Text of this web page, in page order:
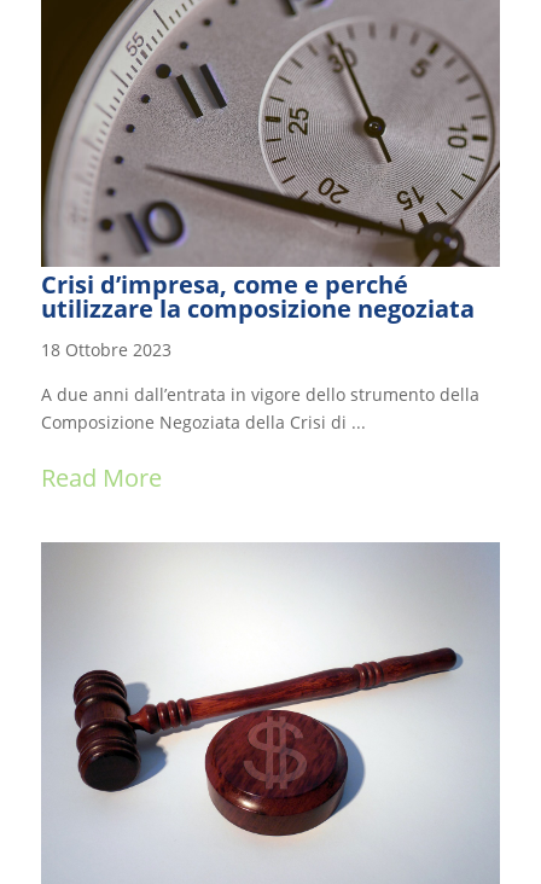
Crisi d’impresa, come e perché
utilizzare la composizione negoziata
18 Ottobre 2023
A due anni dall’entrata in vigore dello strumento della
Composizione Negoziata della Crisi di ...
Read More